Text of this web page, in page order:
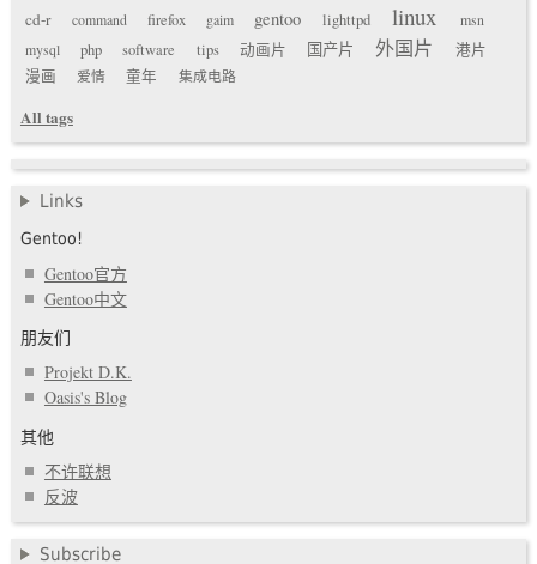
cd-r
command firefox gaim gentoo lighttpd linux
msn
mysql
php software tips 动画片 国产片 外国片
港片
漫画
爱情 童年 集成电路
All tags
Links
Gentoo!
Gentoo官方
Gentoo中文
朋友们
Projekt D.K.
Oasis's Blog
其他
不许联想
反波
Subscribe